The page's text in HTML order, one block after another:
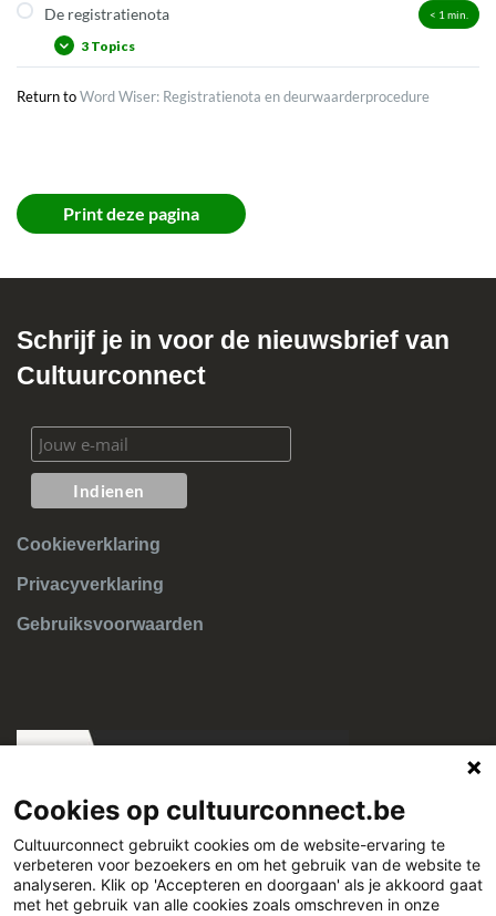
De registratienota < 1 min.
3 Topics
Return toWord Wiser: Registratienota en deurwaarderprocedure
Print deze pagina
Schrijf je in voor de nieuwsbrief van
Cultuurconnect
Cookieverklaring
Privacyverklaring
Gebruiksvoorwaarden
Cultuurconnect
Cookies op cultuurconnect.be
Cultuurconnect gebruikt cookies om de website-ervaring te
verbeteren voor bezoekers en om het gebruik van de website te
analyseren. Klik op 'Accepteren en doorgaan' als je akkoord gaat
met het gebruik van alle cookies zoals omschreven in onze